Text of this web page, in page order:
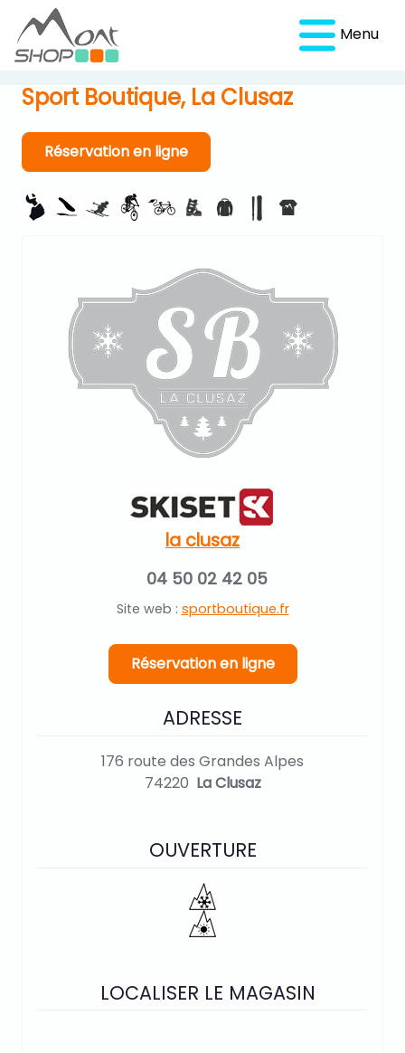
Menu
Sport Boutique, La Clusaz
Réservation en ligne
la clusaz
04 50 02 42 05
Site web : sportboutique.fr
Réservation en ligne
ADRESSE
176 route des Grandes Alpes
74220 La Clusaz
OUVERTURE
LOCALISER LE MAGASIN